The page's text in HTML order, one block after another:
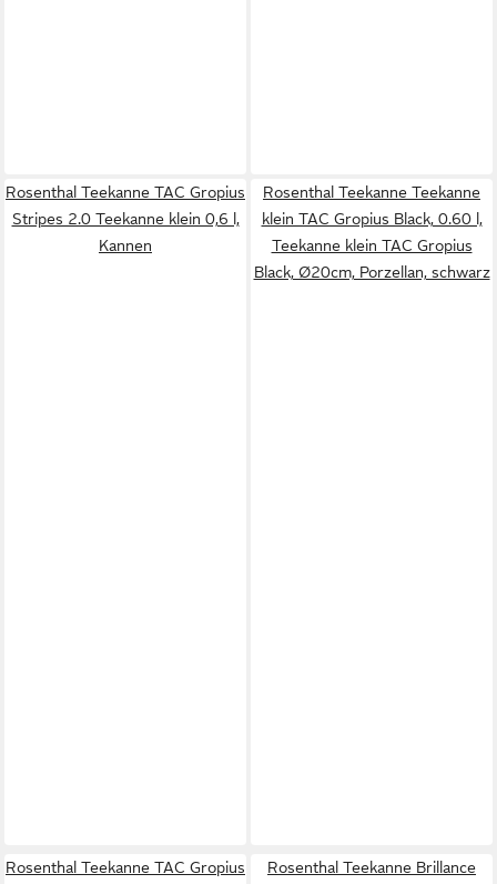
Rosenthal Teekanne TAC Gropius
Stripes 2.0 Teekanne klein 0,6 l,
Kannen
Rosenthal Teekanne Teekanne
klein TAC Gropius Black, 0.60 l,
Teekanne klein TAC Gropius
Black, Ø20cm, Porzellan, schwarz
Rosenthal Teekanne TAC Gropius
Rosenthal Teekanne Brillance